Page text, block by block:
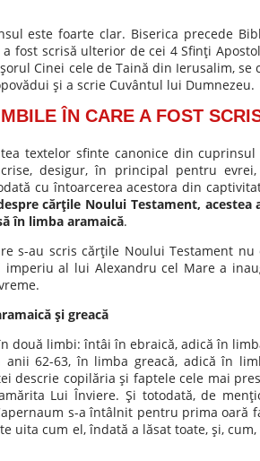
este foarte clar. Biserica precede
fost scrisă ulterior de cei 4 Sfinţi
Cinei cele de Taină din Ierusalim,
şi a scrie Cuvântul lui Dumnezeu.
ÎN CARE A FOST
textelor sfinte canonice din
desigur, în principal pentru
cu întoarcerea acestora din
cărţile Noului Testament,
în limba aramaică.
s-au scris cărţile Noului Testament nu
imperiu al lui Alexandru cel Mare a
şi greacă
două limbi: întâi în ebraică, adică în
62-63, în limba greacă, adică în
descrie copilăria şi faptele cele mai
Lui Înviere. Şi totodată, de
s-a întâlnit pentru prima oară
uita cum el, îndată a lăsat toate, şi,